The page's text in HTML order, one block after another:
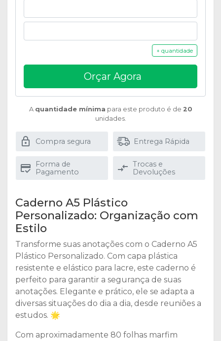
+ quantidade
Orçar Agora
A quantidade mínima para este produto é de 20
unidades.
Compra segura Entrega Rápida
Forma de
Pagamento
Trocas e
Devoluções
Caderno A5 Plástico
Personalizado: Organização com
Estilo
Transforme suas anotações com o Caderno A5
Plástico Personalizado. Com capa plástica
resistente e elástico para lacre, este caderno é
perfeito para garantir a segurança de suas
anotações. Elegante e prático, ele se adapta a
diversas situações do dia a dia, desde reuniões a
estudos. 🌟
Com aproximadamente 80 folhas marfim